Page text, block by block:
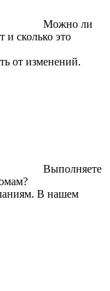
Можно ли
и сколько это
от изменений.
Выполняете
В нашем